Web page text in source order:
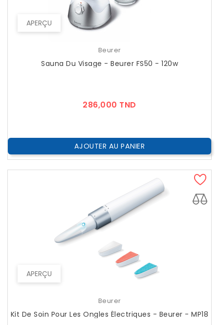
APERÇU
Beurer
Sauna Du Visage - Beurer FS50 - 120w
286,000 TND
AJOUTER AU PANIER
APERÇU
Beurer
Kit De Soin Pour Les Ongles Électriques - Beurer - MP18